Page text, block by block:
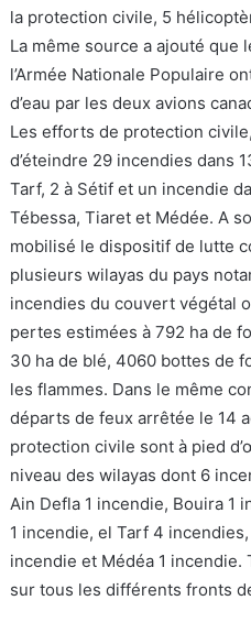
la protection civile, 5
La même source a ajouté
l’Armée Nationale Populaire
d’eau par les deux avions
Les efforts de protection
d’éteindre 29 incendies dans
Tarf, 2 à Sétif et un incendie
Tébessa, Tiaret et Médée. A
mobilisé le dispositif de lutte
plusieurs wilayas du pays
incendies du couvert végétal
pertes estimées à 792 ha de
30 ha de blé, 4060 bottes de
les flammes. Dans le même
départs de feux arrêtée le 14
protection civile sont à pied
niveau des wilayas dont 6
Ain Defla 1 incendie, Bouira 1
1 incendie, el Tarf 4
incendie et Médéa 1
sur tous les différents fronts